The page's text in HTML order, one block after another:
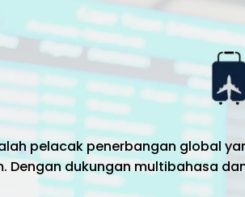
pelacak penerbangan global
Dengan dukungan multibahasa